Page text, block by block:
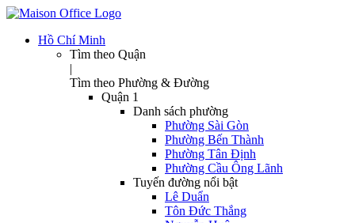
Hồ Chí Minh
Tìm theo Quận
|
Tìm theo Phường & Đường
Quận 1
Danh sách phường
Phường Sài Gòn
Phường Bến Thành
Phường Tân Định
Phường Cầu Ông Lãnh
Tuyến đường nổi bật
Lê Duẩn
Tôn Đức Thắng